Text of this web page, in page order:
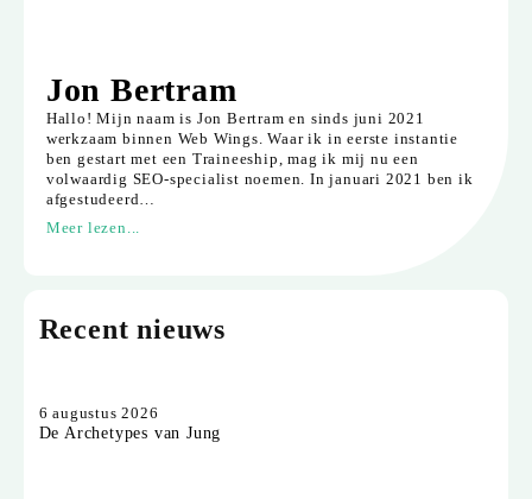
Jon Bertram
Hallo! Mijn naam is Jon Bertram en sinds juni 2021
werkzaam binnen Web Wings. Waar ik in eerste instantie
ben gestart met een Traineeship, mag ik mij nu een
volwaardig SEO-specialist noemen. In januari 2021 ben ik
afgestudeerd…
Meer lezen...
Recent nieuws
6 augustus 2026
De Archetypes van Jung